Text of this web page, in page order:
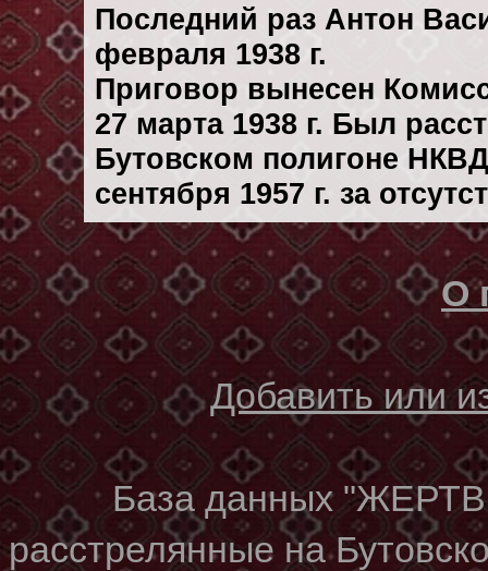
Последний раз Антон
февраля 1938 г.
Приговор вынесен
27 марта 1938 г. Был
Бутовском полигоне
сентября 1957 г. за
О
Добавить или
База данных
расстрелянные на